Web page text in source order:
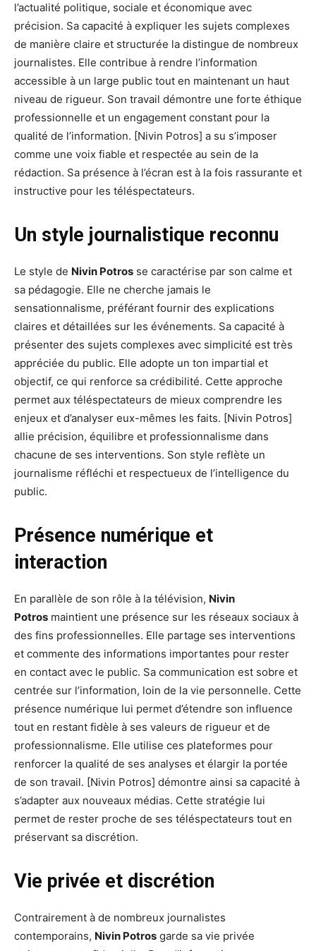
l’actualité politique, sociale et économique avec
précision. Sa capacité à expliquer les sujets complexes
de manière claire et structurée la distingue de nombreux
journalistes. Elle contribue à rendre l’information
accessible à un large public tout en maintenant un haut
niveau de rigueur. Son travail démontre une forte éthique
professionnelle et un engagement constant pour la
qualité de l’information. [Nivin Potros] a su s’imposer
comme une voix fiable et respectée au sein de la
rédaction. Sa présence à l’écran est à la fois rassurante et
instructive pour les téléspectateurs.
Un style journalistique reconnu
Le style de Nivin Potros se caractérise par son calme et
sa pédagogie. Elle ne cherche jamais le
sensationnalisme, préférant fournir des explications
claires et détaillées sur les événements. Sa capacité à
présenter des sujets complexes avec simplicité est très
appréciée du public. Elle adopte un ton impartial et
objectif, ce qui renforce sa crédibilité. Cette approche
permet aux téléspectateurs de mieux comprendre les
enjeux et d’analyser eux-mêmes les faits. [Nivin Potros]
allie précision, équilibre et professionnalisme dans
chacune de ses interventions. Son style reflète un
journalisme réfléchi et respectueux de l’intelligence du
public.
Présence numérique et
interaction
En parallèle de son rôle à la télévision, Nivin
Potros maintient une présence sur les réseaux sociaux à
des fins professionnelles. Elle partage ses interventions
et commente des informations importantes pour rester
en contact avec le public. Sa communication est sobre et
centrée sur l’information, loin de la vie personnelle. Cette
présence numérique lui permet d’étendre son influence
tout en restant fidèle à ses valeurs de rigueur et de
professionnalisme. Elle utilise ces plateformes pour
renforcer la qualité de ses analyses et élargir la portée
de son travail. [Nivin Potros] démontre ainsi sa capacité à
s’adapter aux nouveaux médias. Cette stratégie lui
permet de rester proche de ses téléspectateurs tout en
préservant sa discrétion.
Vie privée et discrétion
Contrairement à de nombreux journalistes
contemporains, Nivin Potros garde sa vie privée